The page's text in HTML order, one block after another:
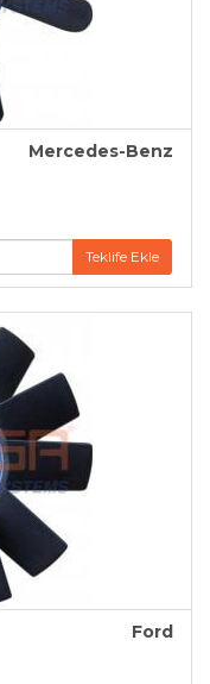
Mercedes-Benz
Teklife Ekle
Ford